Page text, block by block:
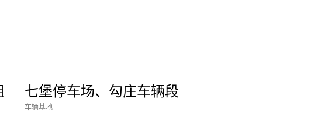
七堡停车场、勾庄车辆段
车辆基地